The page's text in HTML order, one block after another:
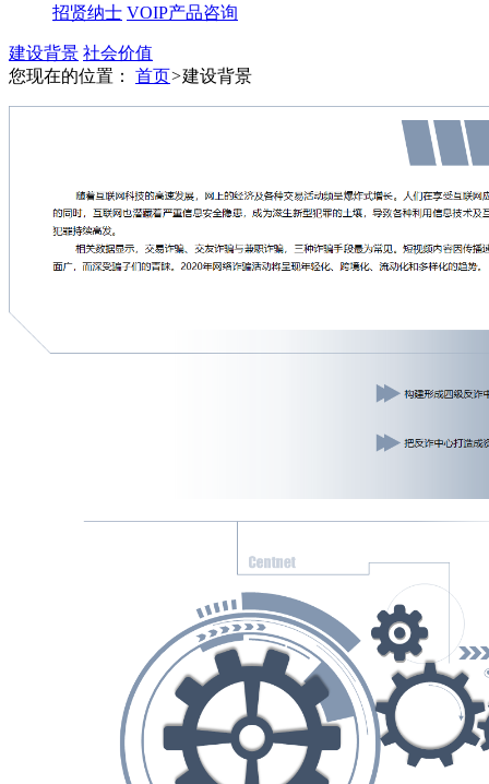
招贤纳士 VOIP产品咨询
建设背景 社会价值
您现在的位置： 首页>建设背景